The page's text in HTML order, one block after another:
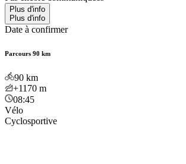
Plus d'info
Plus d'info
Date à confirmer
Parcours 90 km
90 km
+1170 m
08:45
Vélo
Cyclosportive